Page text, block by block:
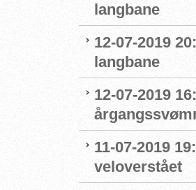
langbane
12-07-2019
langbane
12-07-2019
11-07-2019
veloverstået